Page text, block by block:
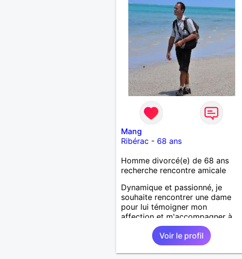
et les calinous réguliers 😊❤️ La
solitude finit parfois par peser,
alors si tu es en Nouvelle-
Calédonie et que tu crois encore
à un amour vrai, prenons le
temps de discuter… et laissons
l’avenir nous guider 🌹
Mang
Ribérac - 68 ans
Homme divorcé(e) de 68 ans
recherche rencontre amicale
Dynamique et passionné, je
souhaite rencontrer une dame
pour lui témoigner mon
affection et m'accompagner à
l'océan ou lors de sorties entre
collectionneurs.Voir le profil